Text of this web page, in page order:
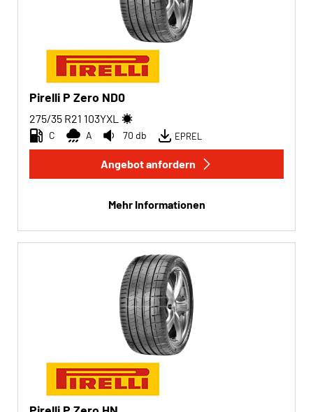
Pirelli P Zero ND0
275/35 R21 103YXL
C A 70 db EPREL
Angebot anfordern
Mehr Informationen